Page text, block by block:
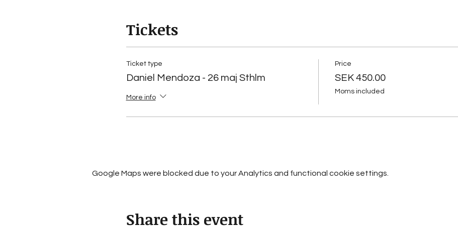
Tickets
Ticket type
Daniel Mendoza - 26 maj Sthlm
More info
Price
SEK 450.00
Moms included
Google Maps were blocked due to your Analytics and functional cookie settings.
Share this event